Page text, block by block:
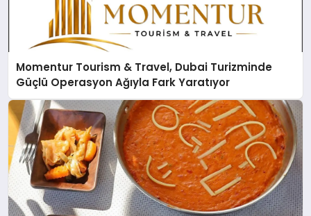
Momentur Tourism & Travel, Dubai Turizminde
Güçlü Operasyon Ağıyla Fark Yaratıyor